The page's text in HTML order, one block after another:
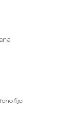
fijo